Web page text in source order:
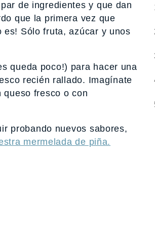
de ingredientes y que dan
que la primera vez que
es! Sólo fruta, azúcar y unos
queda poco!) para hacer una
recién rallado. Imagínate
fresco o con
probando nuevos sabores,
mermelada de piña.